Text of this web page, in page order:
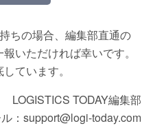
ちの場合、編集部直通の
いただければ幸いです。
ています。
LOGISTICS TODAY編集部
：support@logi-today.com